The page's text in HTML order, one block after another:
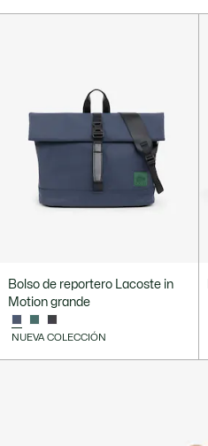
Bolso de reportero Lacoste in
Motion grande
NUEVA COLECCIÓN